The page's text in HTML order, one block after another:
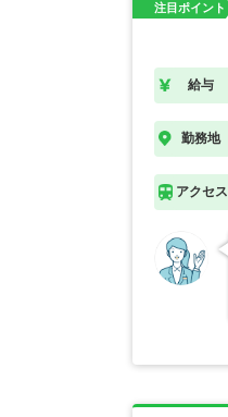
注目ポイント
給与
勤務地
アクセス